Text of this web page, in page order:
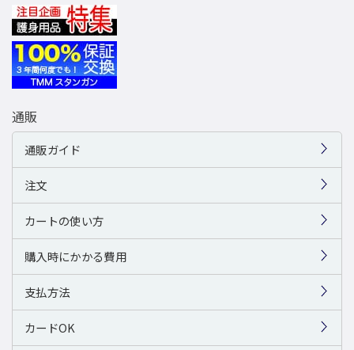
通販
通販ガイド
注文
カートの使い方
購入時にかかる費用
支払方法
カードOK